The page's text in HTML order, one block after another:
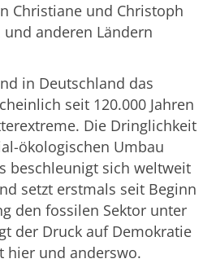
Christiane und Christoph
anderen Ländern
in Deutschland das
seit 120.000 Jahren
Die Dringlichkeit
ökologischen Umbau
beschleunigt sich weltweit
setzt erstmals seit Beginn
den fossilen Sektor unter
der Druck auf Demokratie
hier und anderswo.